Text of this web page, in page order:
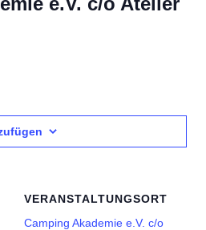
VERANSTALTUNGSORT
Camping Akademie e.V. c/o